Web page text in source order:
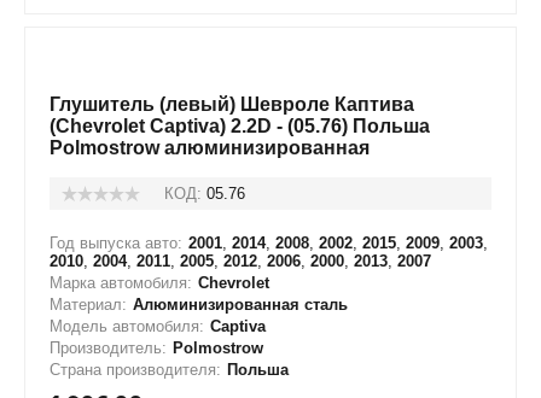
Глушитель (левый) Шевроле Каптива
(Chevrolet Captiva) 2.2D - (05.76) Польша
Polmostrow алюминизированная
КОД: 05.76
Год выпуска авто: 2001, 2014, 2008, 2002, 2015, 2009, 2003,
2010, 2004, 2011, 2005, 2012, 2006, 2000, 2013, 2007
Марка автомобиля: Chevrolet
Материал: Алюминизированная сталь
Модель автомобиля: Captiva
Производитель: Polmostrow
Страна производителя: Польша